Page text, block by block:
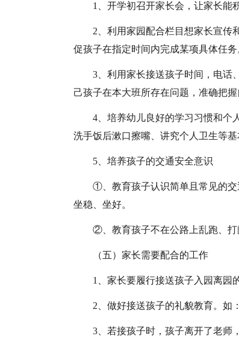
1、开学初召开家长会，让家长能
2、利用家园配合栏目想家长宣传
促孩子在指定时间内完成某项具体任务
3、利用家长接送孩子时间，电话
己孩子在本大班所存在问题，准确把
4、培养幼儿良好的学习习惯和个
洗手饭后漱口擦嘴、讲究个人卫生等基
5、培养孩子的交通安全意识
①、教育孩子认识简单且常见的
坐稳、坐好。
②、教育孩子不在公路上乱跑、打
（五）家长需要配合的工作
1、家长要履行接送孩子入园离园
2、做好接送孩子的礼貌教育。如
3、若接孩子时，孩子离开了老师